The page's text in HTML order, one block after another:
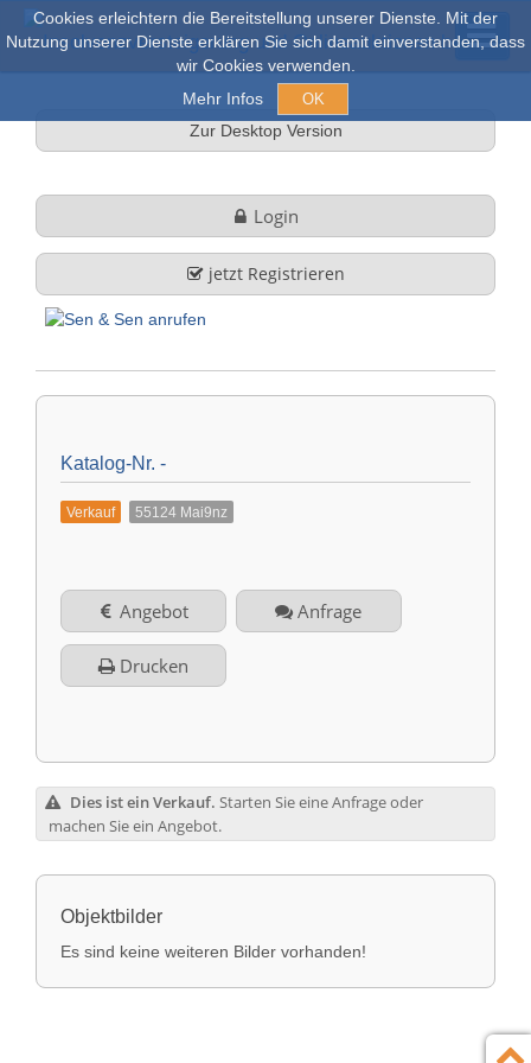
Cookies erleichtern die Bereitstellung unserer Dienste. Mit der
Nutzung unserer Dienste erklären Sie sich damit einverstanden, dass
wir Cookies verwenden.
Mehr Infos
OK
Online Auktionen
Firmenprofil
Leistungen
Impressum
Rechtliche Hinweise
AGB
English
Türkçe
Zur Desktop Version
Login
jetzt Registrieren
Katalog-Nr. -
Verkauf 55124 Mai9nz
Angebot Anfrage
Drucken
Dies ist ein Verkauf. Starten Sie eine Anfrage oder
machen Sie ein Angebot.
Objektbilder
Es sind keine weiteren Bilder vorhanden!